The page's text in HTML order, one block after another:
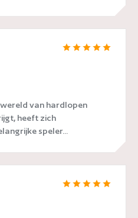
wereld van hardlopen
heeft zich
speler...